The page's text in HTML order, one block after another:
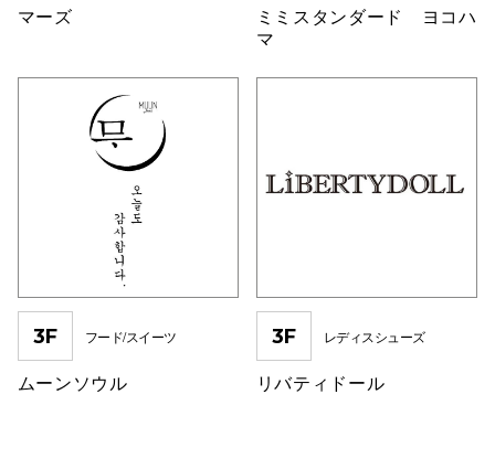
マーズ
ミミスタンダード ヨコハ
マ
3F フード/スイーツ
ムーンソウル
3F レディスシューズ
リバティドール